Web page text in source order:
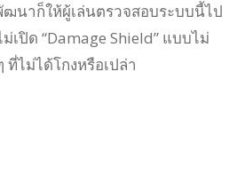
นาก็ให้ผู้เล่นตรวจสอบระบบนี้ไป
เปิด “Damage Shield” แบบไม่
ที่ไม่ได้โกงหรือเปล่า